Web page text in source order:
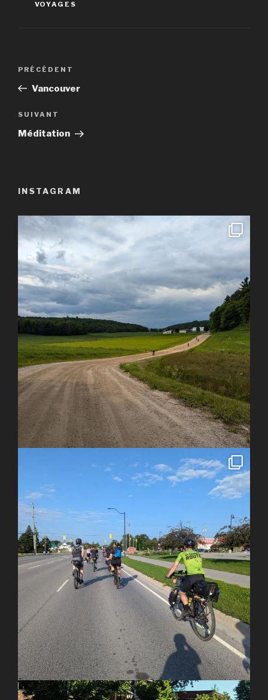
VOYAGES
Navigation
l’article
Article
précédent
PRÉCÉDENT
Vancouver
Article
suivant
SUIVANT
Méditation
INSTAGRAM